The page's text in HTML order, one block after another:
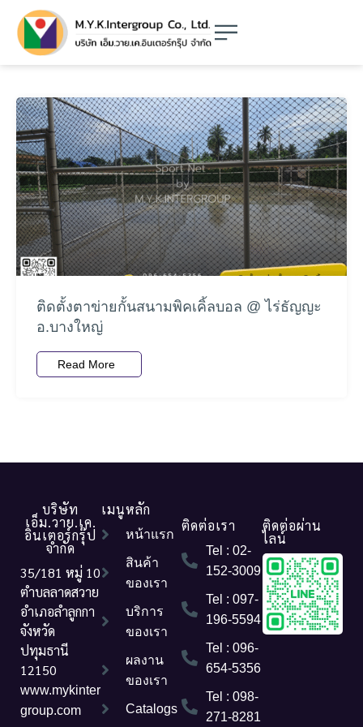
ติดตั้งตาข่ายกั้นสนามพิคเคิ้ลบอล @ ไร่ธัญญะ
อ.บางใหญ่
Read More
บริษัท
เอ็ม.วาย.เค.
อินเตอร์กรุ๊ป
จำกัด
35/181 หมู่ 10
ตำบลลาดสวาย
อำเภอลำลูกกา
จังหวัด
ปทุมธานี
12150
www.mykinter
group.com
เมนูหลัก
หน้าแรก
สินค้า
ของเรา
บริการ
ของเรา
ผลงาน
ของเรา
Catalogs
ติดต่อเรา
Tel : 02-
152-3009
Tel : 097-
196-5594
Tel : 096-
654-5356
Tel : 098-
271-8281
ติดต่อผ่าน
ไลน์